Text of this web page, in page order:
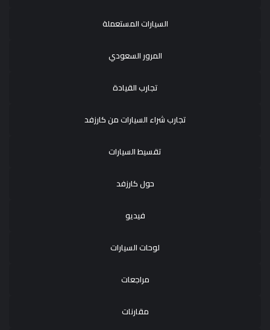
السيارات المستعملة
المرور السعودي
تجارب القيادة
تجارب شراء السيارات من كارزفد
تقسيط السيارات
حول كارزفد
فيديو
لوحات السيارات
مراجعات
مقارنات